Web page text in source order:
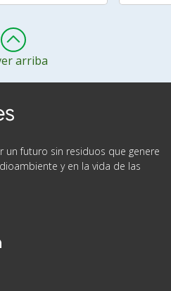
arriba
un futuro sin residuos que genere
y en la vida de las